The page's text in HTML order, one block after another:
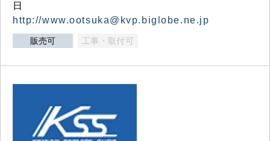
日
http://www.ootsuka@kvp.biglobe.ne.jp
販売可 工事・取付可